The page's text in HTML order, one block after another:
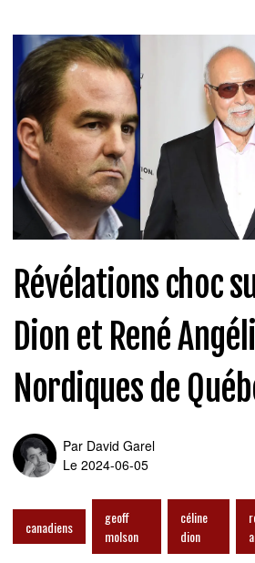
Révélations choc
Dion et René
Nordiques de
Par David Garel
Le 2024-06-05
canadiens
geoff
molson
céline
dion